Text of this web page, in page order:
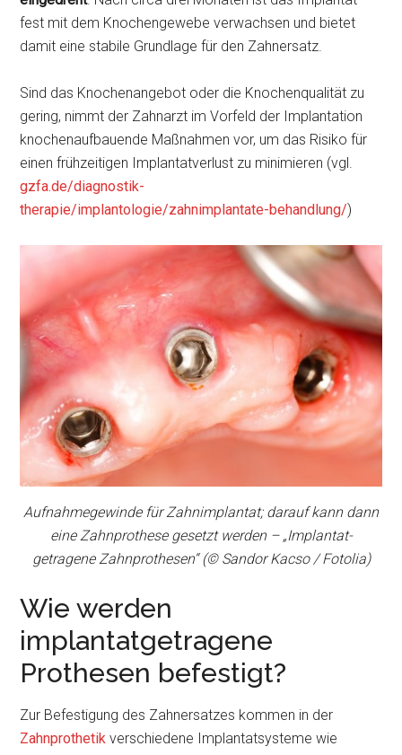
fest mit dem Knochengewebe verwachsen und bietet
damit eine stabile Grundlage für den Zahnersatz.
Sind das Knochenangebot oder die Knochenqualität zu
gering, nimmt der Zahnarzt im Vorfeld der Implantation
knochenaufbauende Maßnahmen vor, um das Risiko für
einen frühzeitigen Implantatverlust zu minimieren (vgl.
gzfa.de/diagnostik-
therapie/implantologie/zahnimplantate-behandlung/)
Aufnahmegewinde für Zahnimplantat; darauf kann dann
eine Zahnprothese gesetzt werden – „Implantat-
getragene Zahnprothesen“ (© Sandor Kacso / Fotolia)
Wie werden
implantatgetragene
Prothesen befestigt?
Zur Befestigung des Zahnersatzes kommen in der
Zahnprothetik verschiedene Implantatsysteme wie